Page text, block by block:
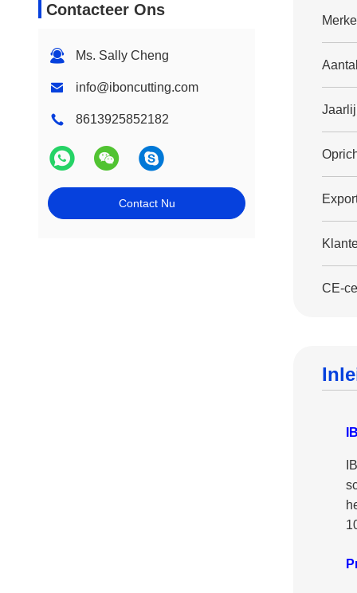
schoenbovenstukken
Contacteer Ons
Ms. Sally Cheng
info@iboncutting.com
8613925852182
Contact Nu
CE-